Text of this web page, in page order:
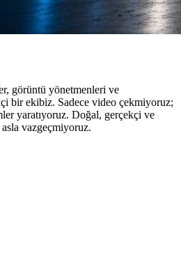
görüntü yönetmenleri ve
bir ekibiz. Sadece video çekmiyoruz;
yaratıyoruz. Doğal, gerçekçi ve
asla vazgeçmiyoruz.